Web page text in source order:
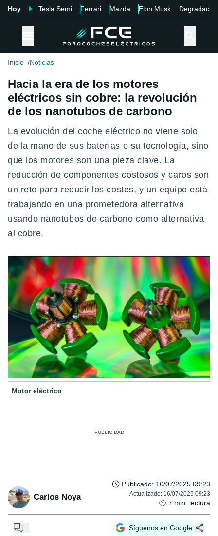
Hoy Tesla Semi Ferrari Mazda Elon Musk Degradación
Inicio Noticias
Hacia la era de los motores
eléctricos sin cobre: la revolución
de los nanotubos de carbono
La evolución del coche eléctrico no viene solo
de la mano de sus baterías o su tecnología, sino
que los motores son una pieza clave. La
reducción de componentes costosos y caros son
un reto para reducir los costes, y un equipo está
trabajando en una prometedora alternativa
usando nanotubos de carbono como alternativa
al cobre.
Motor eléctrico
Carlos Noya
Publicado: 16/07/2025 09:23
Actualizado: 16/07/2025 09:23
7 min. lectura
Síguenos en Google